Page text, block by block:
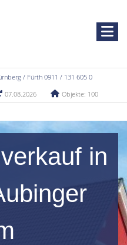
/ Fürth 0911 / 131 605 0
07.08.2026 Objekte: 100
in